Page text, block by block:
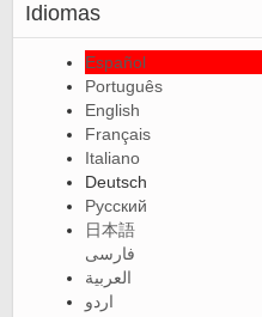
Idiomas
Español
Português
English
Français
Italiano
Deutsch
Русский
日本語
فارسی
العربية
اردو